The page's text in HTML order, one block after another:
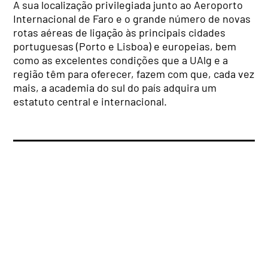
A sua localização privilegiada junto ao Aeroporto
Internacional de Faro e o grande número de novas
rotas aéreas de ligação às principais cidades
portuguesas (Porto e Lisboa) e europeias, bem
como as excelentes condições que a UAlg e a
região têm para oferecer, fazem com que, cada vez
mais, a academia do sul do país adquira um
estatuto central e internacional.